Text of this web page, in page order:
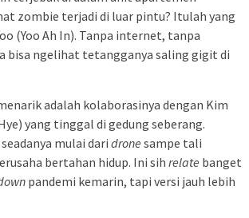
zombie terjadi di luar pintu? Itulah yang
(Yoo Ah In). Tanpa internet, tanpa
bisa ngelihat tetangganya saling gigit di
adalah kolaborasinya dengan Kim
yang tinggal di gedung seberang.
mulai dari drone sampe tali
bertahan hidup. Ini sih relate banget
pandemi kemarin, tapi versi jauh lebih